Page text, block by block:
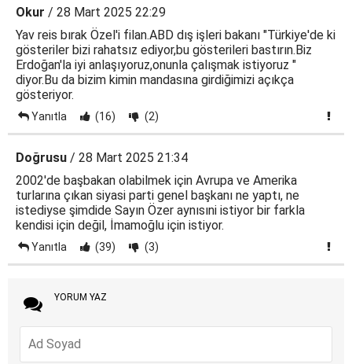
Okur / 28 Mart 2025 22:29
Yav reis bırak Özel'i filan.ABD dış işleri bakanı "Türkiye'de ki
gösteriler bizi rahatsız ediyor,bu gösterileri bastırın.Biz
Erdoğan'la iyi anlaşıyoruz,onunla çalışmak istiyoruz "
diyor.Bu da bizim kimin mandasına girdiğimizi açıkça
gösteriyor.
Yanıtla (16) (2)
Doğrusu / 28 Mart 2025 21:34
2002'de başbakan olabilmek için Avrupa ve Amerika
turlarına çıkan siyasi parti genel başkanı ne yaptı, ne
istediyse şimdide Sayın Özer aynısıni istiyor bir farkla
kendisi için değil, İmamoğlu için istiyor.
Yanıtla (39) (3)
YORUM YAZ